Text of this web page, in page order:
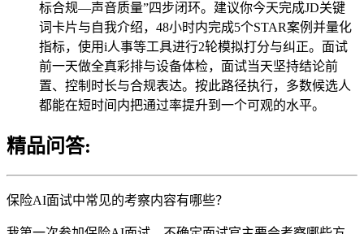
标合规—声音质量”四步闭环。建议你今天完成JD关键
词卡片与自我介绍，48小时内完成5个STAR案例并量化
指标，使用i人事等工具进行2轮模拟打分与纠正。面试
前一天做全真彩排与设备体检，面试当天坚持结论前
置、控制时长与合规表达。按此路径执行，多数候选人
都能在短时间内把通过率提升到一个可观的水平。
精品问答:
保险AI面试中常见的考察内容有哪些？